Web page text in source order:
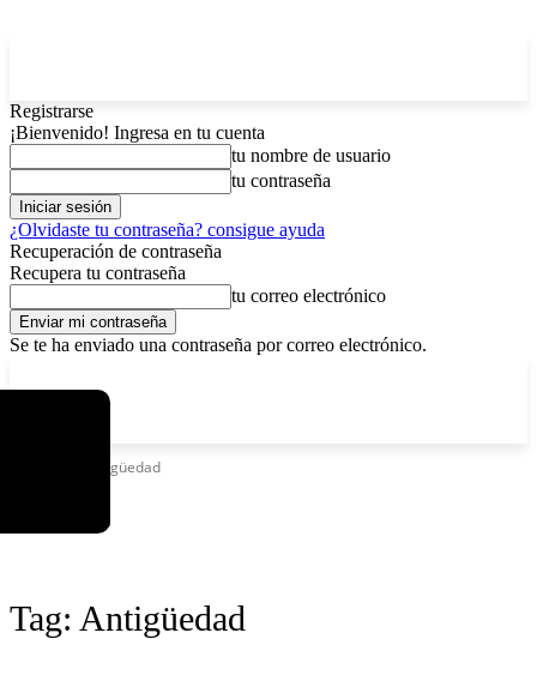
Registrarse
¡Bienvenido! Ingresa en tu cuenta
tu nombre de usuario
tu contraseña
¿Olvidaste tu contraseña? consigue ayuda
Recuperación de contraseña
Recupera tu contraseña
tu correo electrónico
Se te ha enviado una contraseña por correo electrónico.
Antigüedad
Tag: Antigüedad